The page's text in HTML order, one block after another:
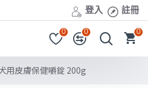
登入 註冊
0 0 0
用皮膚保健嚼錠 200g